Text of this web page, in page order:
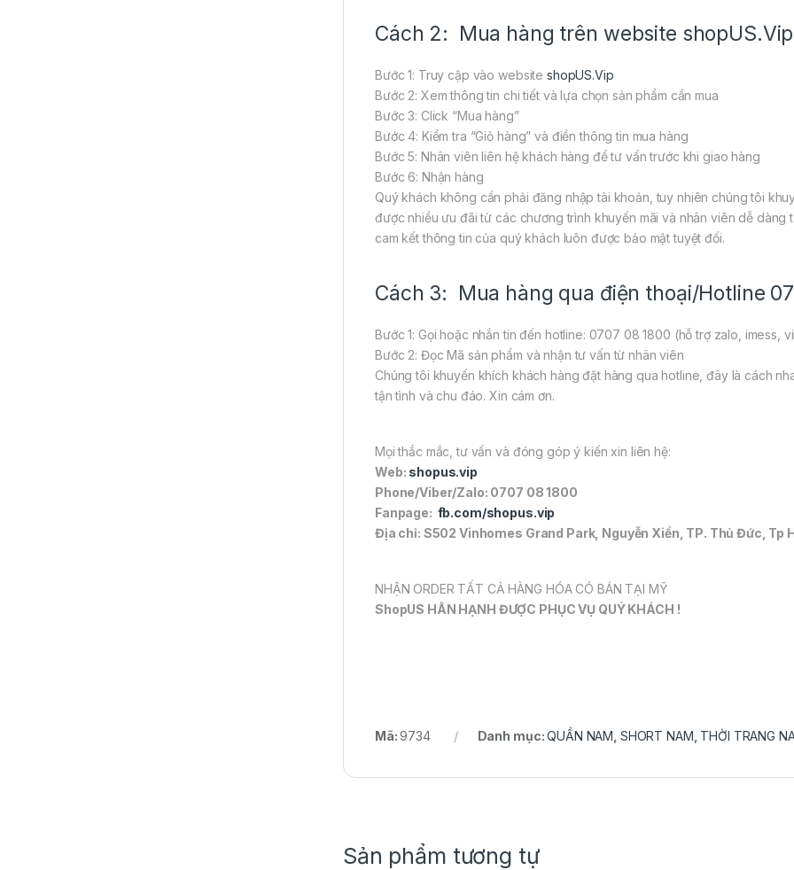
Cách 2: Mua hàng trên website shopUS.Vip
Bước 1: Truy cập vào website shopUS.Vip
Bước 2: Xem thông tin chi tiết và lựa chọn sản phẩm cần mua
Bước 3: Click “Mua hàng”
Bước 4: Kiểm tra “Giỏ hàng” và điền thông tin mua hàng
Bước 5: Nhân viên liên hệ khách hàng để tư vấn trước khi giao hàng
Bước 6: Nhận hàng
Quý khách không cần phải đăng nhập tài khoản, tuy nhiên chúng tôi
được nhiều ưu đãi từ các chương trình khuyến mãi và nhân viên dễ
cam kết thông tin của quý khách luôn được bảo mật tuyệt đối.
Cách 3: Mua hàng qua điện thoại/Hotline
Bước 1: Gọi hoặc nhắn tin đến hotline: 0707 08 1800 (hỗ trợ zalo, imess,
Bước 2: Đọc Mã sản phẩm và nhận tư vấn từ nhân viên
Chúng tôi khuyến khích khách hàng đặt hàng qua hotline, đây là cách
tận tình và chu đáo. Xin cám ơn.
Mọi thắc mắc, tư vấn và đóng góp ý kiến xin liên hệ:
Web: shopus.vip
Phone/Viber/Zalo: 0707 08 1800
Fanpage: fb.com/shopus.vip
Địa chỉ: S502 Vinhomes Grand Park, Nguyễn Xiển, TP. Thủ Đức, Tp
NHẬN ORDER TẤT CẢ HÀNG HÓA CÓ BÁN TẠI MỸ
ShopUS HÂN HẠNH ĐƯỢC PHỤC VỤ QUÝ KHÁCH !
Mã:9734 Danh mục:QUẦN NAM SHORT NAM THỜI TRANG
Sản phẩm tương tự